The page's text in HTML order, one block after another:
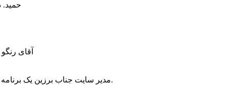
حمید.
آقای رنگو
مدیر سایت جناب برزین یک برنامه هفتگی یا ماهانه منتشر کنن که من مخاطب بدونم مثلا ای هفته یک مطلب در فلان موضوع داریم.